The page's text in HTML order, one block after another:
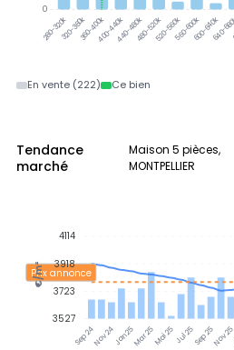
280-320k320-360k360-400k400-440k440-480k480-520k520-560k560-600k600-640k
640-
0
En vente (222) Ce bien
Tendance
marché
Maison 5 pièces,
MONTPELLIER
Sep 24Nov 24Jan 25Mar 25Mai 25Jul 25Sep 25Nov 25
Prix annonce
4114
3918
3723
3527
€/m²